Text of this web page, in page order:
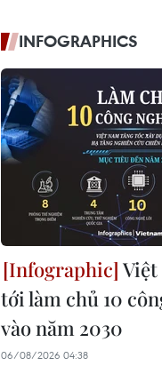
INFOGRAPHICS
Việt
tới làm chủ 10
vào năm 2030
06/08/2026 04:38